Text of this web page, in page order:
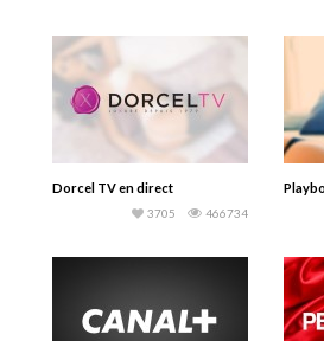
Dorcel TV en direct
466734
3705